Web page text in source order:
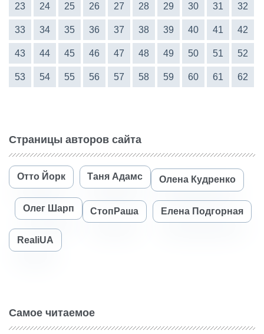
23 24 25 26 27 28 29 30 31 32
33 34 35 36 37 38 39 40 41 42
43 44 45 46 47 48 49 50 51 52
53 54 55 56 57 58 59 60 61 62
Страницы авторов сайта
Отто Йорк Таня Адамс Олена Кудренко
Олег Шарп СтопРаша Елена Подгорная
RealiUA
Самое читаемое